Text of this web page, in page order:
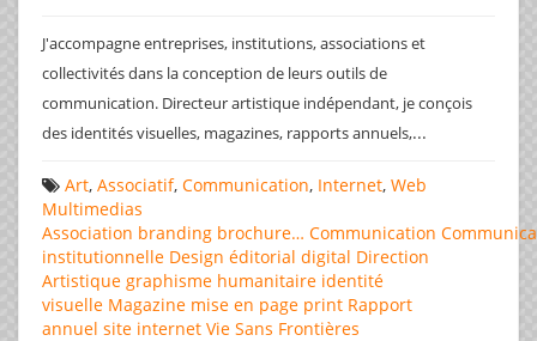
J'accompagne entreprises, institutions, associations et
collectivités dans la conception de leurs outils de
communication. Directeur artistique indépendant, je conçois
des identités visuelles, magazines, rapports annuels,...
Art, Associatif, Communication, Internet, Web
Multimedias
Association branding brochure… Communication
institutionnelle Design éditorial digital Direction
Artistique graphisme humanitaire identité
visuelle Magazine mise en page print Rapport
annuel site internet Vie Sans Frontières